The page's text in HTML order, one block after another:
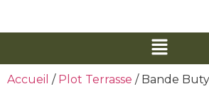
Accueil / Plot Terrasse / Bande